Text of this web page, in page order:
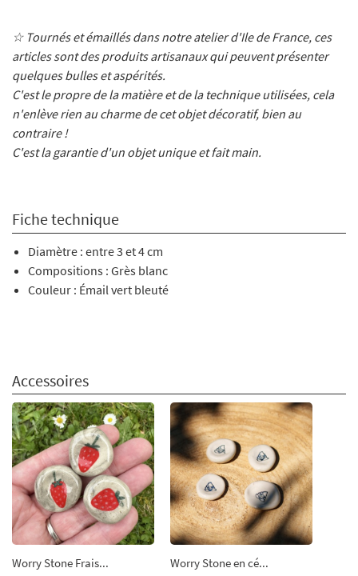
☆ Tournés et émaillés dans notre atelier d'Ile de France, ces
articles sont des produits artisanaux qui peuvent présenter
quelques bulles et aspérités.
C'est le propre de la matière et de la technique utilisées, cela
n'enlève rien au charme de cet objet décoratif, bien au
contraire !
C'est la garantie d'un objet unique et fait main.
Fiche technique
Diamètre : entre 3 et 4 cm
Compositions : Grès blanc
Couleur : Émail vert bleuté
Accessoires
Worry Stone Frais... Worry Stone en cé...